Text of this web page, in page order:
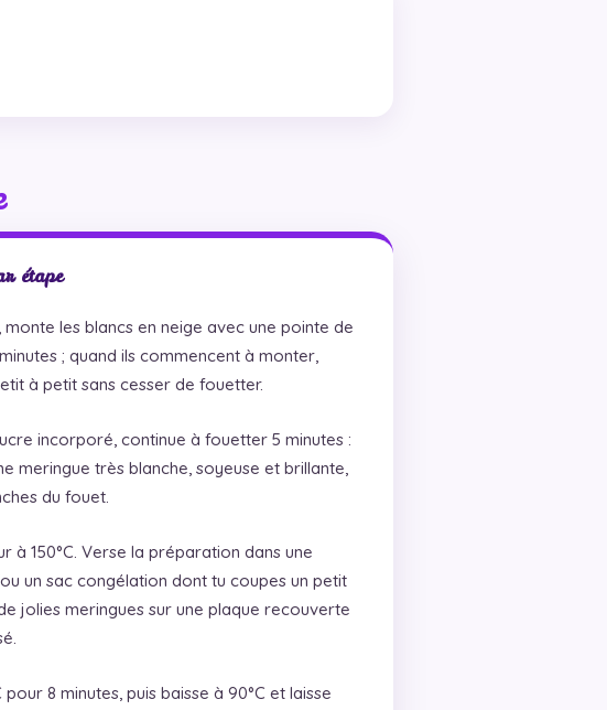
étape
monte les blancs en neige avec une pointe de
; quand ils commencent à monter,
à petit sans cesser de fouetter.
incorporé, continue à fouetter 5 minutes :
meringue très blanche, soyeuse et brillante,
du fouet.
à 150°C. Verse la préparation dans une
un sac congélation dont tu coupes un petit
jolies meringues sur une plaque recouverte
pour 8 minutes, puis baisse à 90°C et laisse